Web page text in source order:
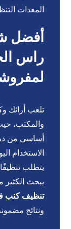
المعدات
أفضل
راس
تلعب أرائك
والمكتب،
أساسي من
الاستخدام
يتطلب
يبحث
تنظيف كنب
ونتائج